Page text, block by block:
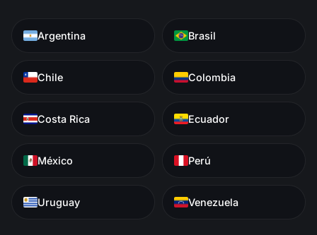
Argentina Brasil
Chile Colombia
Costa Rica Ecuador
México Perú
Uruguay Venezuela